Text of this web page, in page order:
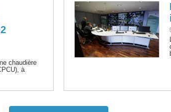
chaudière
à